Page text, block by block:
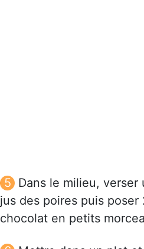
Dans le milieu,
jus des poires puis
chocolat en petits